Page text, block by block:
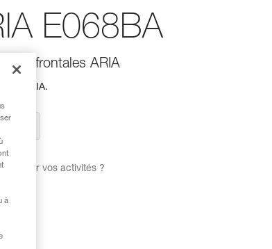
E068BA
frontales ARIA
ARIA.
pour vos activités ?
à